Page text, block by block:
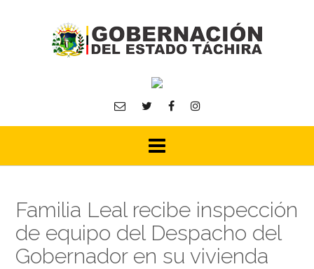
Familia Leal recibe inspección
de equipo del Despacho del
Gobernador en su vivienda